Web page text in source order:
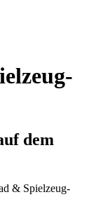
dem
& Spielzeug-